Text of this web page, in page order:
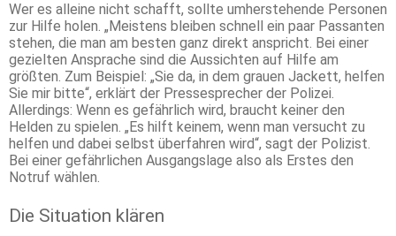
Wer es alleine nicht schafft, sollte umherstehende Personen
zur Hilfe holen. „Meistens bleiben schnell ein paar Passanten
stehen, die man am besten ganz direkt anspricht. Bei einer
gezielten Ansprache sind die Aussichten auf Hilfe am
größten. Zum Beispiel: „Sie da, in dem grauen Jackett, helfen
Sie mir bitte“, erklärt der Pressesprecher der Polizei.
Allerdings: Wenn es gefährlich wird, braucht keiner den
Helden zu spielen. „Es hilft keinem, wenn man versucht zu
helfen und dabei selbst überfahren wird“, sagt der Polizist.
Bei einer gefährlichen Ausgangslage also als Erstes den
Notruf wählen.
Die Situation klären